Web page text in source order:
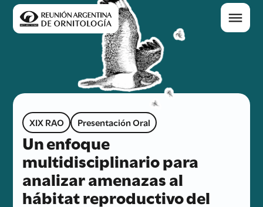
XIX RAO Presentación Oral
Un enfoque
multidisciplinario para
analizar amenazas al
hábitat reproductivo del